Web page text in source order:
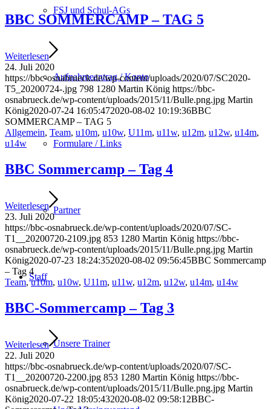
FSJ und Schul-AGs
Aufnahmeantrag / Konto
Formulare / Links
Partner
Staff
Unsere Trainer
BBC SOMMERCAMP – TAG 5
Weiterlesen
24. Juli 2020
https://bbc-osnabrueck.de/wp-content/uploads/2020/07/SC2020-
T5_20200724-.jpg 798 1280 Martin König https://bbc-
osnabrueck.de/wp-content/uploads/2015/11/Bulle.png.jpg Martin
König2020-07-24 16:05:472020-08-02 10:19:36BBC
SOMMERCAMP – TAG 5
Allgemein, Team, u10m, u10w, U11m, u11w, u12m, u12w, u14m,
u14w
BBC Sommercamp – Tag 4
Weiterlesen
23. Juli 2020
https://bbc-osnabrueck.de/wp-content/uploads/2020/07/SC-
T1__20200720-2109.jpg 853 1280 Martin König https://bbc-
osnabrueck.de/wp-content/uploads/2015/11/Bulle.png.jpg Martin
König2020-07-23 18:24:352020-08-02 09:56:45BBC Sommercamp
– Tag 4
Team,u10m, u10w, U11m, u11w, u12m, u12w, u14m, u14w
BBC-Sommercamp – Tag 3
Weiterlesen
22. Juli 2020
https://bbc-osnabrueck.de/wp-content/uploads/2020/07/SC-
T1__20200720-2200.jpg 853 1280 Martin König https://bbc-
osnabrueck.de/wp-content/uploads/2015/11/Bulle.png.jpg Martin
König2020-07-22 18:05:432020-08-02 09:58:12BBC-